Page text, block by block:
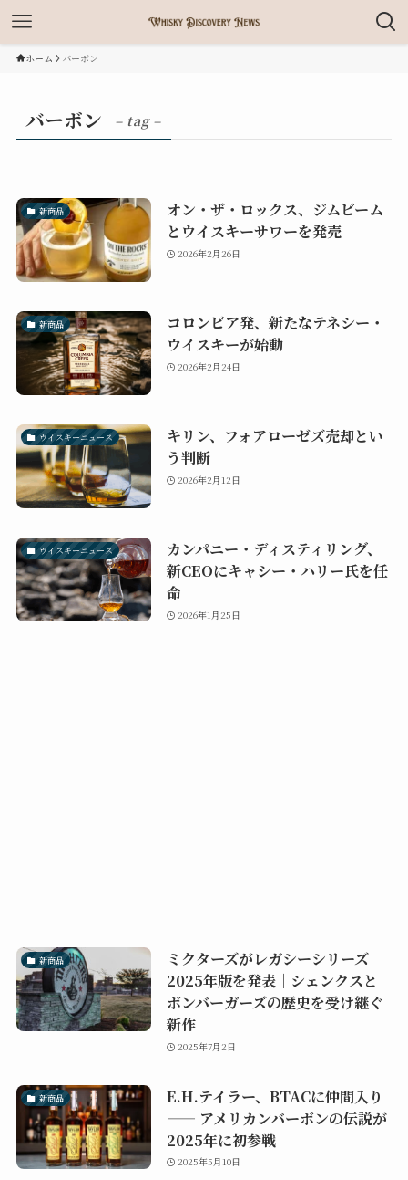
ホーム バーボン
バーボン – tag –
新商品
オン・ザ・ロックス、ジムビーム
とウイスキーサワーを発売
2026年2月26日
新商品
コロンビア発、新たなテネシー・
ウイスキーが始動
2026年2月24日
ウイスキーニュース
キリン、フォアローゼズ売却とい
う判断
2026年2月12日
ウイスキーニュース
カンパニー・ディスティリング、
新CEOにキャシー・ハリー氏を任
命
2026年1月25日
新商品
ミクターズがレガシーシリーズ
2025年版を発表｜シェンクスと
ボンバーガーズの歴史を受け継ぐ
新作
2025年7月2日
新商品
E.H.テイラー、BTACに仲間入り
—— アメリカンバーボンの伝説が
2025年に初参戦
2025年5月10日